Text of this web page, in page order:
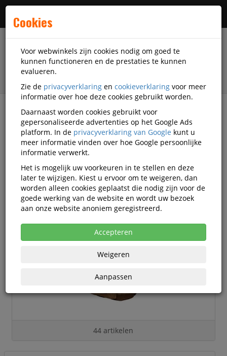
filter
Accessoires Walker
Walker accessoires
Walker Schoolartikelen
44 artikelen
Cookies
Voor webwinkels zijn cookies nodig om goed te
kunnen functioneren en de prestaties te kunnen
evalueren.
Zie de privacyverklaring en cookieverklaring voor meer
informatie over hoe deze cookies gebruikt worden.
Daarnaast worden cookies gebruikt voor
gepersonaliseerde advertenties op het Google Ads
platform. In de privacyverklaring van Google kunt u
meer informatie vinden over hoe Google persoonlijke
informatie verwerkt.
Het is mogelijk uw voorkeuren in te stellen en deze
later te wijzigen. Kiest u ervoor om te weigeren, dan
worden alleen cookies geplaatst die nodig zijn voor de
goede werking van de website en wordt uw bezoek
aan onze website anoniem geregistreerd.
Accepteren
Weigeren
Aanpassen